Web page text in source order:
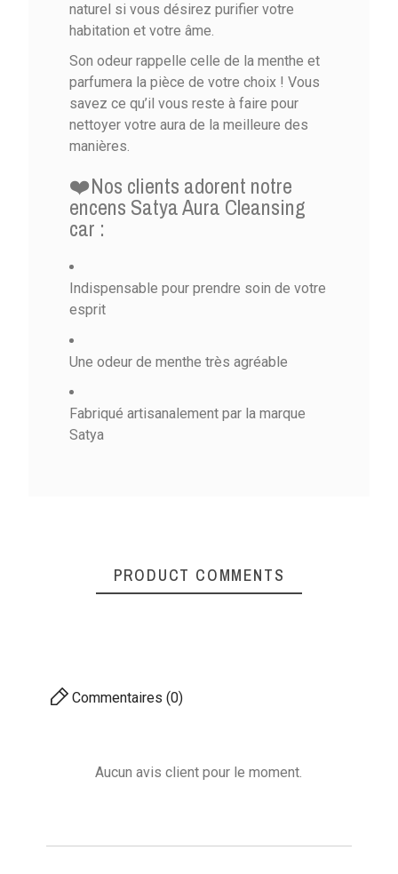
naturel si vous désirez purifier votre
habitation et votre âme.
Son odeur rappelle celle de la menthe et
parfumera la pièce de votre choix ! Vous
savez ce qu’il vous reste à faire pour
nettoyer votre aura de la meilleure des
manières.
❤️Nos clients adorent notre
encens Satya Aura Cleansing
car :
Indispensable pour prendre soin de votre
esprit
Une odeur de menthe très agréable
Fabriqué artisanalement par la marque
Satya
PRODUCT COMMENTS
Commentaires (0)
Aucun avis client pour le moment.